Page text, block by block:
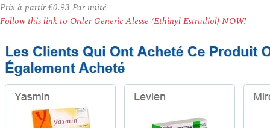
Prix à partir€0.93 Par unité
Follow this link to Order Generic Alesse (Ethinyl Estradiol) NOW!